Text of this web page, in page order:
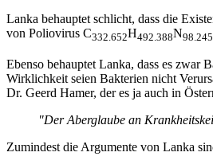
Lanka behauptet schlicht, dass die
von Poliovirus C332.652H492.388N98.245
Ebenso behauptet Lanka, dass es zwar
Wirklichkeit seien Bakterien nicht
Dr. Geerd Hamer, der es ja auch in
"Der Aberglaube an
Zumindest die Argumente von Lanka